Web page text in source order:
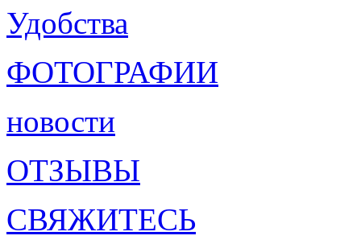
Удобства
ФОТОГРАФИИ
новости
ОТЗЫВЫ
СВЯЖИТЕСЬ